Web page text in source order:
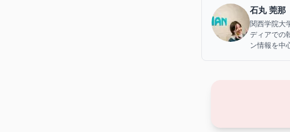
石丸 莞那
関西学院大
ディアでの
ン情報を中